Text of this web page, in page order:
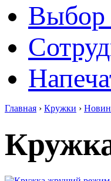
Выбор
Главная › Кружки ›